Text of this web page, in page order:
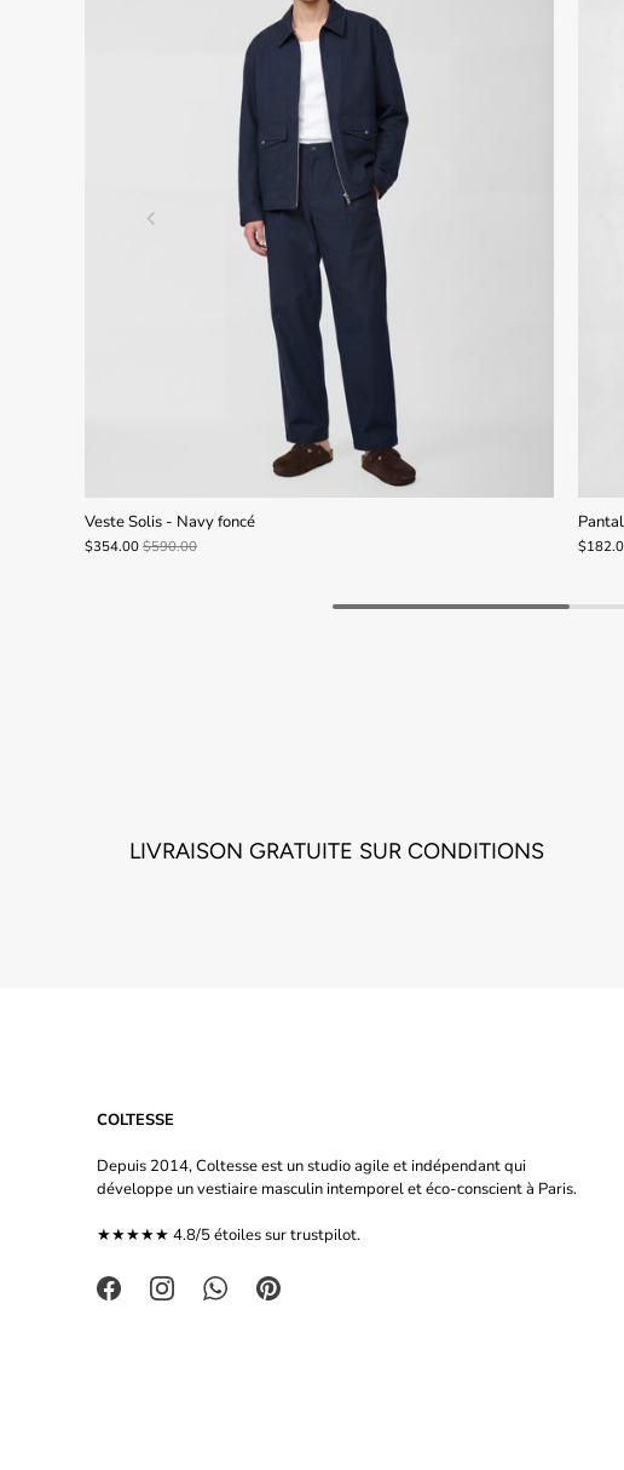
Veste Solis - Navy foncé
$354.00 $590.00
LIVRAISON GRATUITE SUR CONDITIONS
COLTESSE
Depuis 2014, Coltesse est un studio agile et indépendant qui
développe un vestiaire masculin intemporel et éco-conscient à Paris.
★★★★★ 4.8/5 étoiles surtrustpilot.